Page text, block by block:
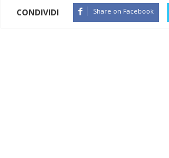
CONDIVIDI Share on Facebook